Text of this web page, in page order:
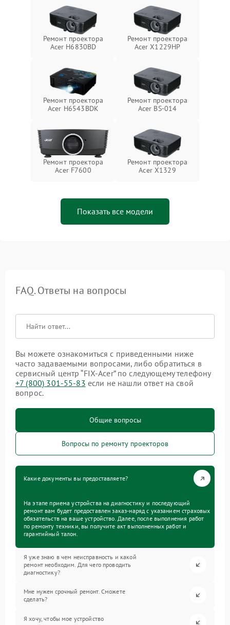
Ремонт проектора
Acer H6830BD
Ремонт проектора
Acer X1229HP
Ремонт проектора
Acer H6543BDK
Ремонт проектора
Acer BS-014
Ремонт проектора
Acer F7600
Ремонт проектора
Acer X1329
Показать все модели
FAQ. Ответы на вопросы
Вы можете ознакомиться с приведенными ниже
часто задаваемыми вопросами, либо обратиться в
сервисный центр “FIX-Acer” по следующему телефону
+7 (800) 301-55-83 если не нашли ответ на свой
вопрос.
Общие вопросы
Вопросы по ремонту проекторов
Какие документы вы предоставляете?
На этапе приема устройства на диагностику и последующий
ремонт вам будет предоставлен заказ-наряд с указанием страховых
обязательств на ваше устройство. Далее, после выполнения работ
по ремонту техники, вы получите акт выполненных работ и
гарантийный талон.
Я уже знаю в чем неисправность и какой
ремонт необходим. Для чего проводить
диагностику?
Мне нужен срочный ремонт. Сможете
сделать?
Я хочу, чтобы мое устройство